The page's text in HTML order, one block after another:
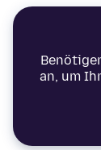
an, um